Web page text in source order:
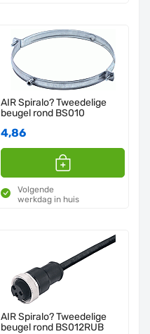
AIR Spiralo? Tweedelige
beugel rond BS010
4,86
Volgende
werkdag in huis
AIR Spiralo? Tweedelige
beugel rond BS012RUB